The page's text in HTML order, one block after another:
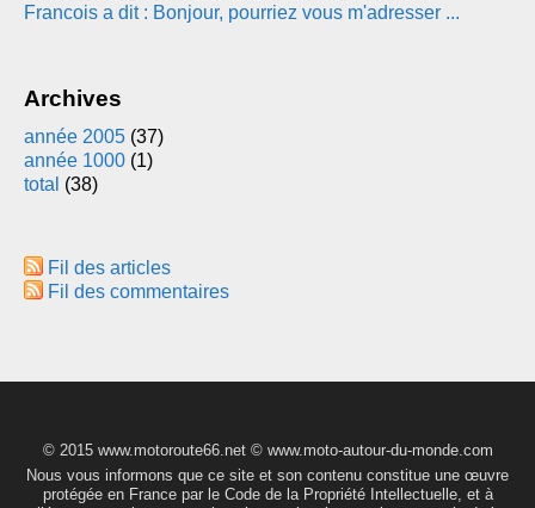
Francois a dit : Bonjour, pourriez vous m'adresser ...
Archives
année 2005 (37)
année 1000 (1)
total (38)
Fil des articles
Fil des commentaires
© 2015 www.motoroute66.net © www.moto-autour-du-monde.com
Nous vous informons que ce site et son contenu constitue une œuvre
protégée en France par le Code de la Propriété Intellectuelle, et à